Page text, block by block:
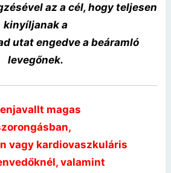
az a cél, hogy teljesen
kinyíljanak a
utat engedve a beáramló
levegőnek.
magas
vagy kardiovaszkuláris
valamint